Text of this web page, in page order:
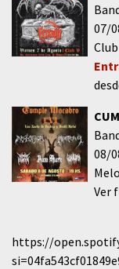
07/
Club
08/
Ver
https://